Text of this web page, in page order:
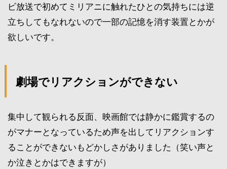
ビ放送で初めてミリアニに触れたひとの気持ちには逆
立ちしてもなれないので一部の記憶を消す装置とかが
欲しいです。
劇場でリアクションができない
集中して観られる反面、映画館では静かに鑑賞するの
がマナーとなっているため声を出してリアクションす
ることができないもどかしさがありました（笑い声と
か泣きとかはできますが）